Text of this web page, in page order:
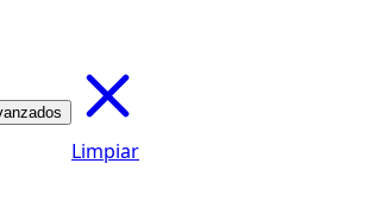
Limpiar